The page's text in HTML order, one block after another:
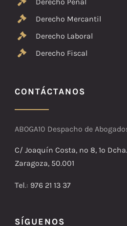
Derecho Mercantil
Derecho Laboral
Derecho Fiscal
CONTÁCTANOS
ABOGA10 Despacho de
C/ Joaquín Costa, nº 8, 1º Dcha.
Zaragoza, 50.001
Tel.: 976 21 13 37
SÍGUENOS